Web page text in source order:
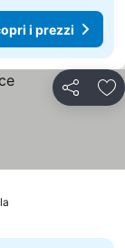
i prezzi
Condividi